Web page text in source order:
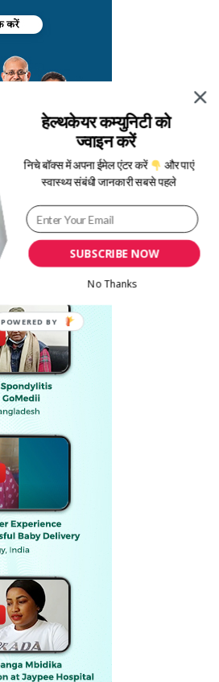
SUBSCRIBE NOW
हेल्थकेयर कम्युनिटी को
ज्वाइन करें
निचे बॉक्स में अपना ईमेल एंटर करें
और पाएं
स्वास्थ्य संबंधी जानकारी सबसे पहले
No Thanks
POWERED BY